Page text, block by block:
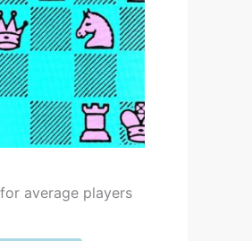
average players